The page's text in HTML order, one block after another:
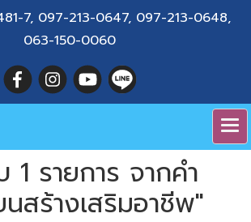
7, 097-213-0647, 097-213-0648,
063-150-0060
รายการ จากคำ
นสร้างเสริมอาชีพ"